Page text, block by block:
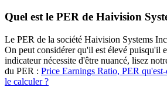
Quel est le PER de Haivision
Le PER de la société Haivision Systems
On peut considérer qu'il est élevé puisqu'il
indicateur nécessite d'être nuancé, lisez
du PER : Price Earnings Ratio, PER
le calculer ?